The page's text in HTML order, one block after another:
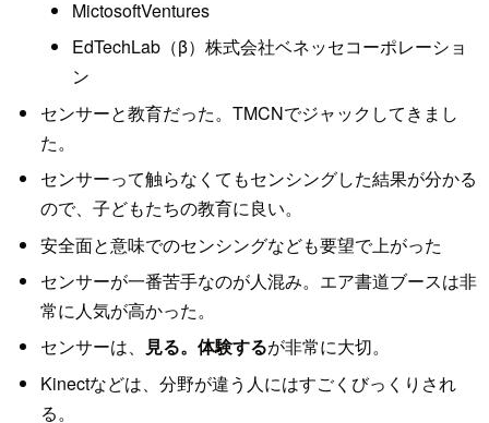
MictosoftVentures
EdTechLab（β）株式会社ベネッセコーポレーショ
ン
センサーと教育だった。TMCNでジャックしてきまし
た。
センサーって触らなくてもセンシングした結果が分かる
ので、子どもたちの教育に良い。
安全面と意味でのセンシングなども要望で上がった
センサーが一番苦手なのが人混み。エア書道ブースは非
常に人気が高かった。
センサーは、
見る。体験するが非常に大切。
Kinectなどは、分野が違う人にはすごくびっくりされ
る。